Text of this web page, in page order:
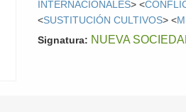
INTERNACIONALES> <
<SUSTITUCIÓN CULTIVOS> <
Signatura: NUEVA